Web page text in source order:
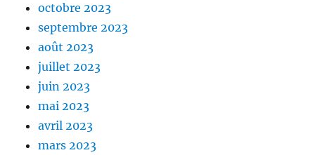
octobre 2023
septembre 2023
août 2023
juillet 2023
juin 2023
mai 2023
avril 2023
mars 2023